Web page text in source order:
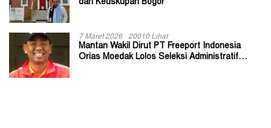
dari Keuskupan Bogor
7 Maret 2026 20010 Lihat
Mantan Wakil Dirut PT Freeport Indonesia
Orias Moedak Lolos Seleksi Administratif